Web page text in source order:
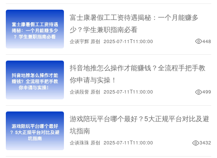
富士康暑假工工资待遇揭秘：一个月能赚多
少？学生兼职指南必看
企谈宇辉 原创 2025-07-11T11:00:00 448
抖音地推怎么操作才能赚钱？全流程手把手教
你申请与实操！
企谈段誉 原创 2025-07-11T11:00:00 499
游戏陪玩平台哪个最好？5大正规平台对比及避
坑指南
企谈珠珠 原创 2025-07-11T11:00:00 3432